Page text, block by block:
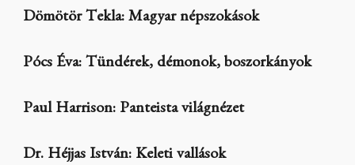
Dömötör Tekla: Magyar népszokások
Pócs Éva: Tündérek, démonok, boszorkányok
Paul Harrison: Panteista világnézet
Dr. Héjjas István: Keleti vallások